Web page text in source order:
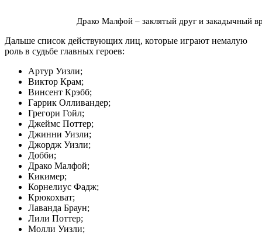
Драко Малфой ‒ заклятый друг и закадычный
Дальше список действующих лиц, которые играют немалую
роль в судьбе главных героев:
Артур Уизли;
Виктор Крам;
Винсент Крэбб;
Гаррик Олливандер;
Грегори Гойл;
Джеймс Поттер;
Джинни Уизли;
Джордж Уизли;
Добби;
Драко Малфой;
Кикимер;
Корнелиус Фадж;
Крюкохват;
Лаванда Браун;
Лили Поттер;
Молли Уизли;